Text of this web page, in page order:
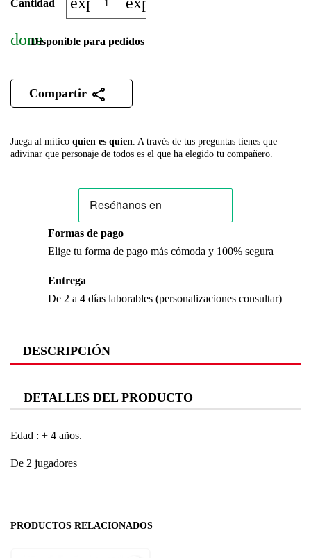
Juega al mítico quien es quien. A través de tus preguntas tienes que
adivinar que personaje de todos es el que ha elegido tu compañero.
Cantidad
doneDisponible para pedidos
Compartir
Formas de pago
Elige tu forma de pago más cómoda y 100% segura
Entrega
De 2 a 4 días laborables (personalizaciones consultar)
DESCRIPCIÓN
DETALLES DEL PRODUCTO
Edad : + 4 años.
De 2 jugadores
PRODUCTOS RELACIONADOS